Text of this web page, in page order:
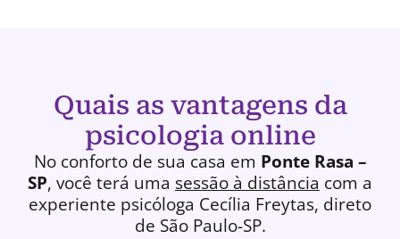
Quais as vantagens da
psicologia online
No conforto de sua casa em Ponte Rasa –
SP, você terá uma sessão à distância com a
experiente psicóloga Cecília Freytas, direto
de São Paulo-SP.